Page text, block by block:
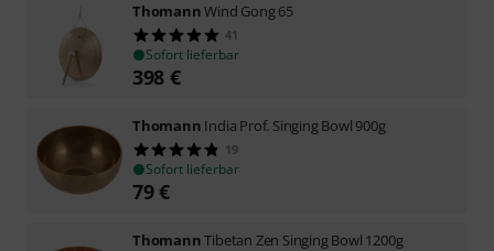
ThomannWind Gong 65
41
Sofort lieferbar
398 €
Thomann India Prof. Singing Bowl 900g
19
Sofort lieferbar
79€
ThomannTibetan Zen Singing Bowl 1200g